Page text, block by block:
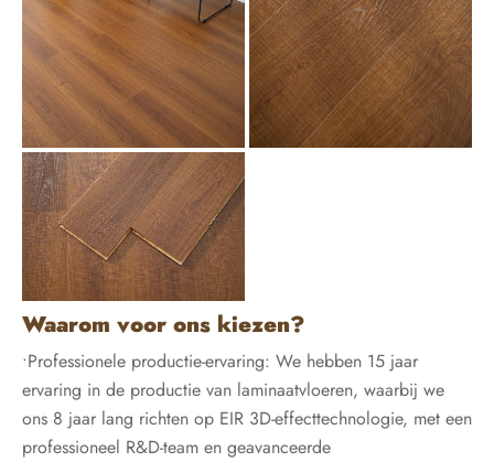
Waarom voor ons kiezen?
•Professionele productie-ervaring: We hebben 15 jaar
ervaring in de productie van laminaatvloeren, waarbij we
ons 8 jaar lang richten op EIR 3D-effecttechnologie, met een
professioneel R&D-team en geavanceerde